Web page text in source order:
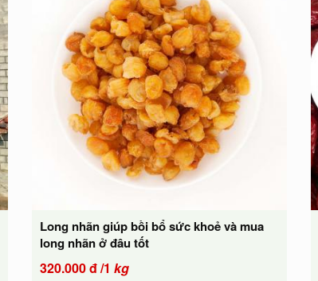
Long nhãn giúp bồi bổ sức khoẻ và mua
long nhãn ở đâu tốt
320.000đ/1 kg